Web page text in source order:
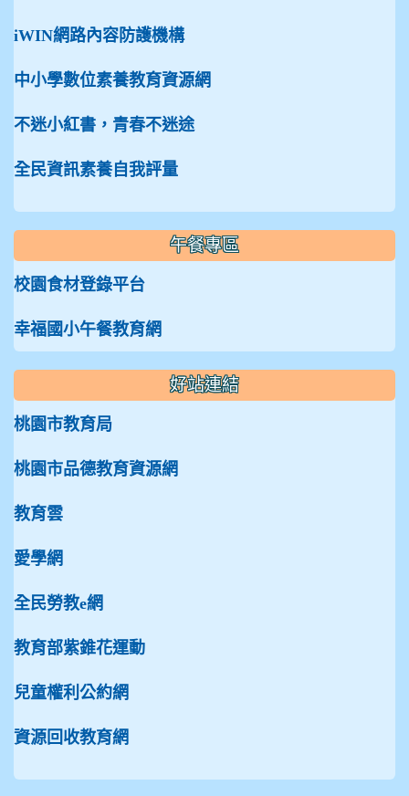
iWIN網路內容防護機構
中小學數位素養教育資源網
不迷小紅書，青春不迷途
全民資訊素養自我評量
午餐專區
校園食材登錄平台
幸福國小午餐教育網
好站連結
桃園市教育局
桃園市品德教育資源網
教育雲
愛學網
全民勞教e網
教育部紫錐花運動
兒童權利公約網
資源回收教育網